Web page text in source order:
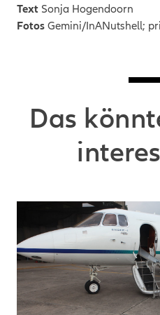
Text Sonja Hogendoorn
Fotos Gemini/InANutshell;
Das